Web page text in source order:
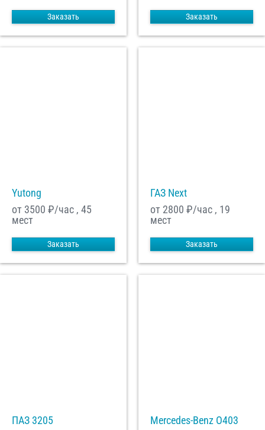
Заказать Заказать
Yutong
от 3500 ₽/час , 45
мест
Заказать
ГАЗ Next
от 2800 ₽/час , 19
мест
Заказать
ПАЗ 3205
Mercedes-Benz О403